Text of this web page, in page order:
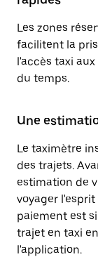
Les zones
facilitent la
l'accès taxi
du temps.
Une
Le taximètre
des trajets.
estimation de
voyager
paiement est
trajet en taxi
l'application.